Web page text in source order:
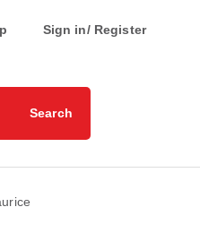
Sign in/ Register
Search